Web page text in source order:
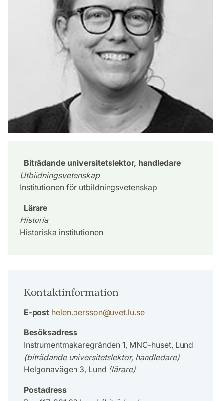
Biträdande universitetslektor, handledare
Utbildningsvetenskap
Institutionen för utbildningsvetenskap
Lärare
Historia
Historiska institutionen
Kontaktinformation
E-post helen.persson@uvet.lu.se
Besöksadress
Instrumentmakaregränden 1, MNO-huset, Lund
(biträdande universitetslektor, handledare)
Helgonavägen 3, Lund (lärare)
Postadress